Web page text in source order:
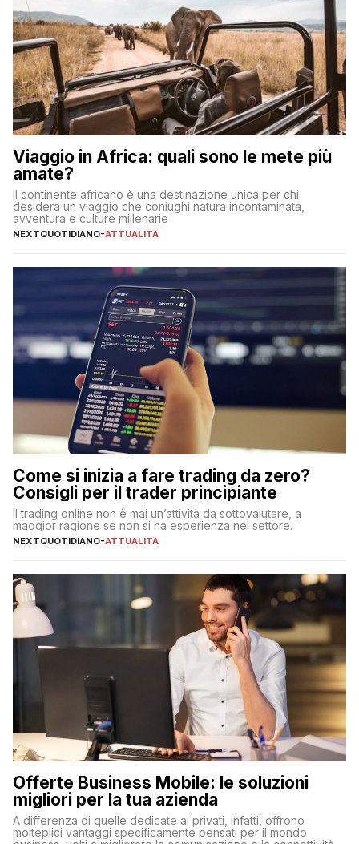
Viaggio in Africa: quali sono le mete più
amate?
Il continente africano è una destinazione unica per chi
desidera un viaggio che coniughi natura incontaminata,
avventura e culture millenarie
NEXTQUOTIDIANO-ATTUALITÀ
Come si inizia a fare trading da zero?
Consigli per il trader principiante
Il trading online non è mai un’attività da sottovalutare, a
maggior ragione se non si ha esperienza nel settore.
NEXTQUOTIDIANO-ATTUALITÀ
Offerte Business Mobile: le soluzioni
migliori per la tua azienda
A differenza di quelle dedicate ai privati, infatti, offrono
molteplici vantaggi specificamente pensati per il mondo